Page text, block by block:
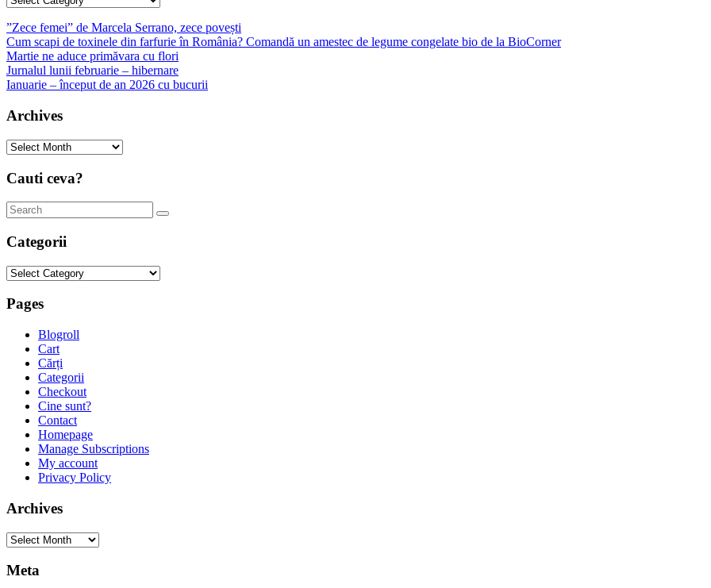
”Zece femei” de Marcela Serrano, zece povești
Cum scapi de toxinele din farfurie în România? Comandă un amestec de legume congelate bio de la BioCorner
Martie ne aduce primăvara cu flori
Jurnalul lunii februarie – hibernare
Ianuarie – început de an 2026 cu bucurii
Archives
Archives
Cauti ceva?
Categorii
Categorii
Pages
Blogroll
Cart
Cărți
Categorii
Checkout
Cine sunt?
Contact
Homepage
Manage Subscriptions
My account
Privacy Policy
Archives
Archives
Meta